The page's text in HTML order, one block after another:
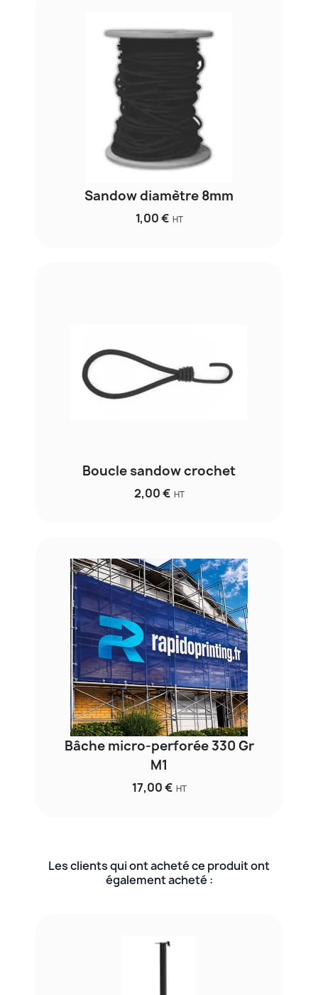
Sandow diamètre 8mm
1,00 € HT
Boucle sandow crochet
2,00 € HT
Bâche micro-perforée 330 Gr
M1
17,00 € HT
Les clients qui ont acheté ce produit ont
également acheté :